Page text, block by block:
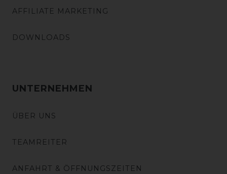
AFFILIATE MARKETING
DOWNLOADS
UNTERNEHMEN
ÜBER UNS
TEAMREITER
ANFAHRT & ÖFFNUNGSZEITEN